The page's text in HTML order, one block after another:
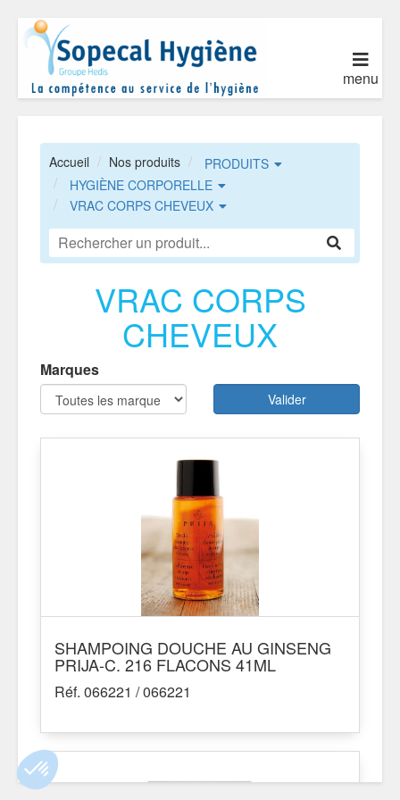
menu
Accueil Nos produits
PRODUITS
HYGIÈNE CORPORELLE
VRAC CORPS CHEVEUX
VRAC CORPS
CHEVEUX
Marques
Valider
SHAMPOING DOUCHE AU GINSENG
PRIJA-C. 216 FLACONS 41ML
Réf. 066221 / 066221